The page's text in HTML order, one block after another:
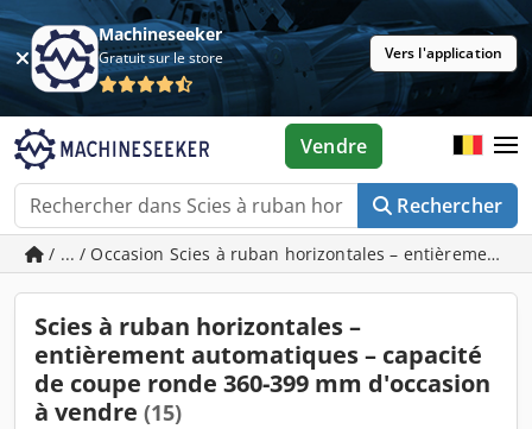
Machineseeker
Gratuit sur le store Vers l'application
Rechercher
Vendre
/ ... / Occasion Scies à ruban horizontales – entièrement
Scies à ruban horizontales –
entièrement automatiques – capacité
de coupe ronde 360-399 mm d'occasion
à vendre (15)